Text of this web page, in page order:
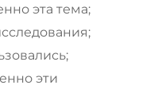
эта тема;
эти